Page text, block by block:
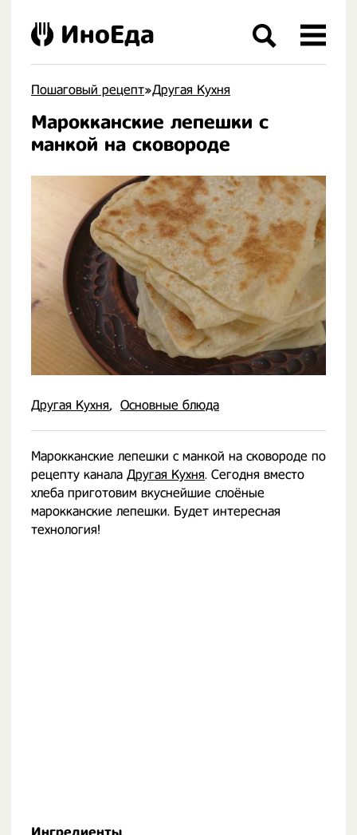
Пошаговый рецепт»Другая Кухня
Марокканские лепешки с
манкой на сковороде
Другая Кухня Основные блюда
Марокканские лепешки с манкой на сковороде по
рецепту канала Другая Кухня. Сегодня вместо
хлеба приготовим вкуснейшие слоёные
марокканские лепешки. Будет интересная
технология!
ИноЕда